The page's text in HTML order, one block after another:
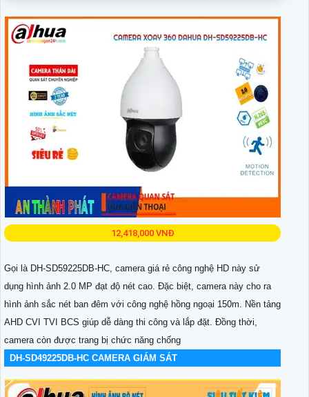
12,418,000 VNĐ
Gọi là DH-SD59225DB-HC, camera giá rẻ công nghệ HD này sử
dụng hình ảnh 2.0 MP đạt độ nét cao. Đặc biệt, camera này cho ra
hình ảnh sắc nét ban đêm với công nghệ hồng ngoại 150m. Nền tảng
AHD CVI TVI BCS giúp dễ dàng thi công và lắp đặt. Đồng thời,
camera còn được trang bị chức năng chống
DH-SD49225DB-HC CAMERA GIÁM SÁT